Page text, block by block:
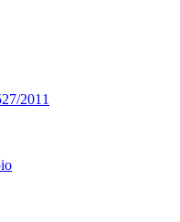
2011